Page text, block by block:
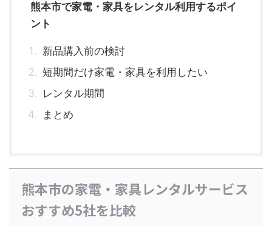
熊本市で家電・家具をレンタル利用するポイ
ント
新品購入前の検討
短期間だけ家電・家具を利用したい
レンタル期間
まとめ
熊本市の家電・家具レンタルサービス
おすすめ5社を比較